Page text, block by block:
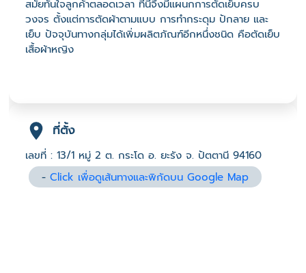
สมัยทันใจลูกค้าตลอดเวลา ที่นี่จึงมีแผนกการตัดเย็บครบ
วงจร ตั้งแต่การตัดผ้าตามแบบ การทำกระดุม ปักลาย และ
เย็บ ปัจจุบันทางกลุ่มได้เพิ่มผลิตภัณฑ์อีกหนึ่งชนิด คือตัดเย็บ
เสื้อผ้าหญิง
ที่ตั้ง
เลขที่ : 13/1 หมู่ 2 ต. กระโด อ. ยะรัง จ. ปัตตานี 94160
-Click เพื่อดูเส้นทางและพิกัดบน Google Map